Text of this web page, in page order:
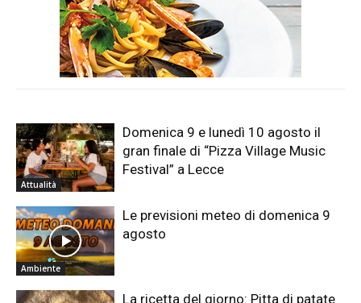
Attualità
Domenica 9 e lunedì 10 agosto il
gran finale di “Pizza Village Music
Festival” a Lecce
Ambiente
Le previsioni meteo di domenica 9
agosto
La ricetta del giorno: Pitta di patate